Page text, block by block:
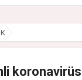
koronavirüs